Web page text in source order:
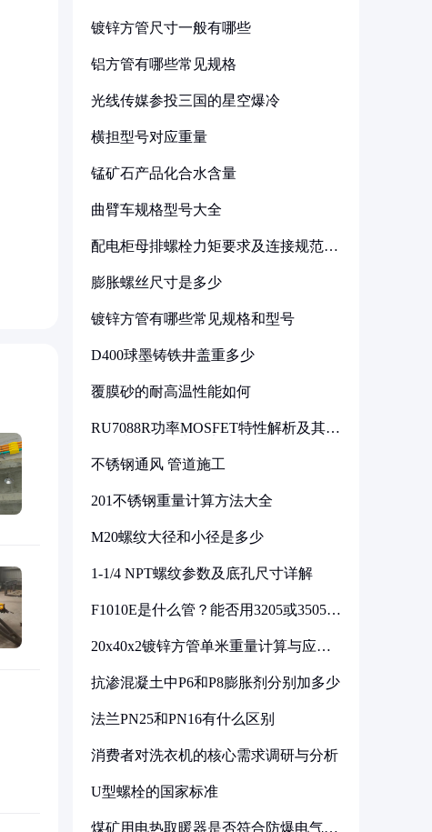
镀锌方管尺寸一般有哪些
铝方管有哪些常见规格
光线传媒参投三国的星空爆冷
横担型号对应重量
锰矿石产品化合水含量
曲臂车规格型号大全
配电柜母排螺栓力矩要求及连接规范详
膨胀螺丝尺寸是多少
镀锌方管有哪些常见规格和型号
D400球墨铸铁井盖重多少
覆膜砂的耐高温性能如何
RU7088R功率MOSFET特性解析及其在
不锈钢通风 管道施工
201不锈钢重量计算方法大全
M20螺纹大径和小径是多少
1-1/4 NPT螺纹参数及底孔尺寸详解
F1010E是什么管？能否用3205或3505代
20x40x2镀锌方管单米重量计算与应用
抗渗混凝土中P6和P8膨胀剂分别加多少
法兰PN25和PN16有什么区别
消费者对洗衣机的核心需求调研与分析
U型螺栓的国家标准
煤矿用电热取暖器是否符合防爆电气设